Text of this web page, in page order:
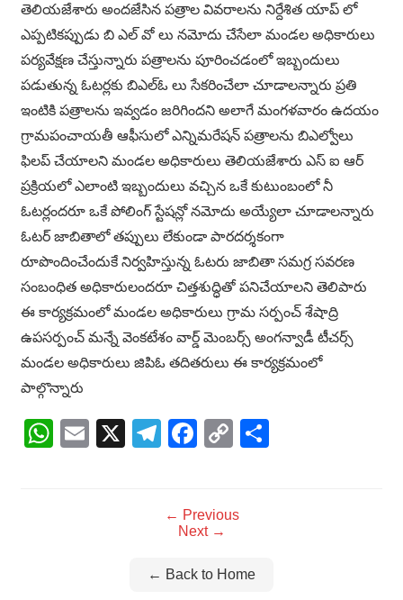
తెలియజేశారు అందజేసిన పత్రాల వివరాలను నిర్దేశిత యాప్ లో
ఎప్పటికప్పుడు బి ఎల్ వో లు నమోదు చేసేలా మండల అధికారులు
పర్యవేక్షణ చేస్తున్నారు పత్రాలను పూరించడంలో ఇబ్బందులు
పడుతున్న ఓటర్లకు బిఎల్ఓ లు సేకరించేలా చూడాలన్నారు ప్రతి
ఇంటికి పత్రాలను ఇవ్వడం జరిగిందని అలాగే మంగళవారం ఉదయం
గ్రామపంచాయతీ ఆఫీసులో ఎన్నిమరేషన్ పత్రాలను బిఎల్వోలు
ఫిలప్ చేయాలని మండల అధికారులు తెలియజేశారు ఎస్ ఐ ఆర్
ప్రక్రియలో ఎలాంటి ఇబ్బందులు వచ్చిన ఒకే కుటుంబంలో నీ
ఓటర్లందరూ ఒకే పోలింగ్ స్టేషన్లో నమోదు అయ్యేలా చూడాలన్నారు
ఓటర్ జాబితాలో తప్పులు లేకుండా పారదర్శకంగా
రూపొందించేందుకే నిర్వహిస్తున్న ఓటరు జాబితా సమగ్ర సవరణ
సంబంధిత అధికారులందరూ చిత్తశుద్ధితో పనిచేయాలని తెలిపారు
ఈ కార్యక్రమంలో మండల అధికారులు గ్రామ సర్పంచ్ శేషాద్రి
ఉపసర్పంచ్ మన్నే వెంకటేశం వార్డ్ మెంబర్స్ అంగన్వాడీ టీచర్స్
మండల అధికారులు జిపిఓ తదితరులు ఈ కార్యక్రమంలో
పాల్గొన్నారు
WhatsApp
Email
X Telegram
Facebook
Copy
← Previous
Next →
← Back to Home